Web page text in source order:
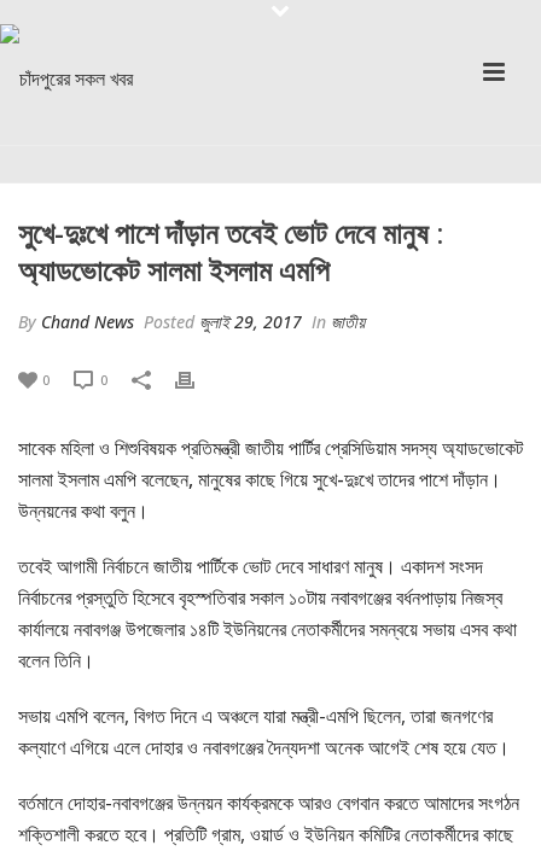
সুখে-দুঃখে পাশে দাঁড়ান তবেই ভোট দেবে মানুষ :
অ্যাডভোকেট সালমা ইসলাম এমপি
By Chand News Posted জুলাই 29, 2017 In জাতীয়
0 0
সাবেক মহিলা ও শিশুবিষয়ক প্রতিমন্ত্রী জাতীয় পার্টির প্রেসিডিয়াম সদস্য অ্যাডভোকেট
সালমা ইসলাম এমপি বলেছেন, মানুষের কাছে গিয়ে সুখে-দুঃখে তাদের পাশে দাঁড়ান।
উন্নয়নের কথা বলুন।
তবেই আগামী নির্বাচনে জাতীয় পার্টিকে ভোট দেবে সাধারণ মানুষ। একাদশ সংসদ
নির্বাচনের প্রস্তুতি হিসেবে বৃহস্পতিবার সকাল ১০টায় নবাবগঞ্জের বর্ধনপাড়ায় নিজস্ব
কার্যালয়ে নবাবগঞ্জ উপজেলার ১৪টি ইউনিয়নের নেতাকর্মীদের সমন্বয়ে সভায় এসব কথা
বলেন তিনি।
সভায় এমপি বলেন, বিগত দিনে এ অঞ্চলে যারা মন্ত্রী-এমপি ছিলেন, তারা জনগণের
কল্যাণে এগিয়ে এলে দোহার ও নবাবগঞ্জের দৈন্যদশা অনেক আগেই শেষ হয়ে যেত।
বর্তমানে দোহার-নবাবগঞ্জের উন্নয়ন কার্যক্রমকে আরও বেগবান করতে আমাদের সংগঠন
শক্তিশালী করতে হবে। প্রতিটি গ্রাম, ওয়ার্ড ও ইউনিয়ন কমিটির নেতাকর্মীদের কাছে